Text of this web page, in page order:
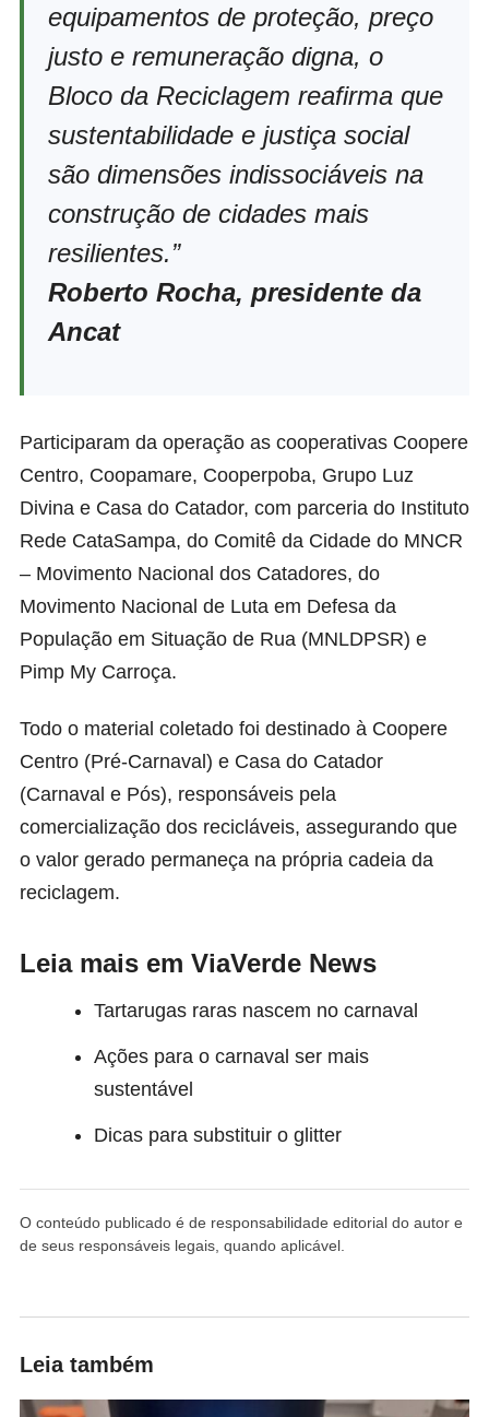
equipamentos de proteção, preço
justo e remuneração digna, o
Bloco da Reciclagem reafirma que
sustentabilidade e justiça social
são dimensões indissociáveis na
construção de cidades mais
resilientes.”
Roberto Rocha, presidente da
Ancat
Participaram da operação as cooperativas Coopere
Centro, Coopamare, Cooperpoba, Grupo Luz
Divina e Casa do Catador, com parceria do Instituto
Rede CataSampa, do Comitê da Cidade do MNCR
– Movimento Nacional dos Catadores, do
Movimento Nacional de Luta em Defesa da
População em Situação de Rua (MNLDPSR) e
Pimp My Carroça.
Todo o material coletado foi destinado à Coopere
Centro (Pré-Carnaval) e Casa do Catador
(Carnaval e Pós), responsáveis pela
comercialização dos recicláveis, assegurando que
o valor gerado permaneça na própria cadeia da
reciclagem.
Leia mais em ViaVerde News
Tartarugas raras nascem no carnaval
Ações para o carnaval ser mais
sustentável
Dicas para substituir o glitter
O conteúdo publicado é de responsabilidade editorial do autor e
de seus responsáveis legais, quando aplicável.
Leia também